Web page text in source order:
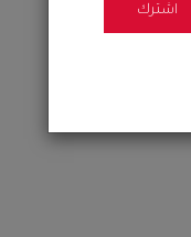
اشترك